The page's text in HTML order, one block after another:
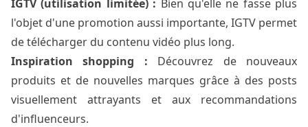
IGTV (utilisation limitée) : Bien qu'elle ne fasse plus
l'objet d'une promotion aussi importante, IGTV permet
de télécharger du contenu vidéo plus long.
Inspiration shopping : Découvrez de nouveaux
produits et de nouvelles marques grâce à des posts
visuellement attrayants et aux recommandations
d'influenceurs.